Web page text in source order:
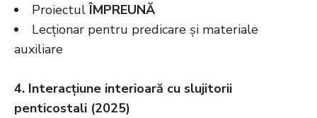
ProiectulÎMPREUNĂ
Lecționar pentru predicare și materiale
auxiliare
4. Interacțiune interioară cu slujitorii
penticostali (2025)